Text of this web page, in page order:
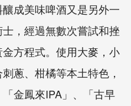
成美味啤酒又是另外一
，經過無數次嘗試和挫
方程式。使用大麥，小
蔥、柑橘等本土特色，
金鳳來IPA」、「古早